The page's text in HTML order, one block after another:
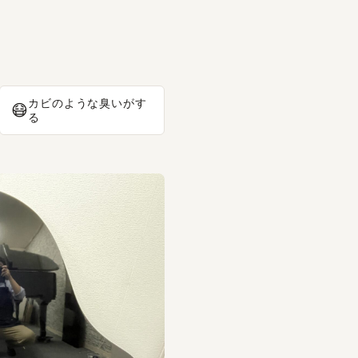
😷カビのような臭いがす
る